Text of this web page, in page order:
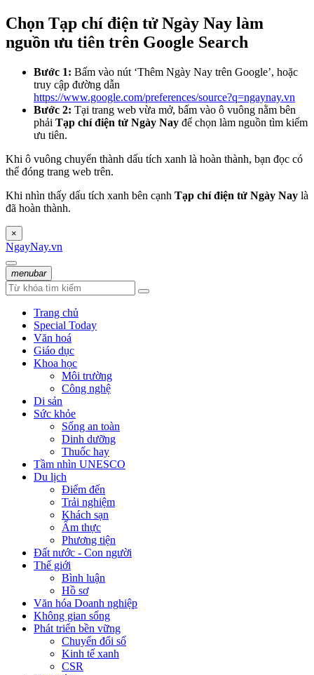
Chọn Tạp chí điện tử Ngày Nay làm
nguồn ưu tiên trên Google Search
Bước 1: Bấm vào nút ‘Thêm Ngày Nay trên Google’, hoặc
truy cập đường dẫn
https://www.google.com/preferences/source?q=ngaynay.vn
Bước 2: Tại trang web vừa mở, bấm vào ô vuông nằm bên
phải Tạp chí điện tử Ngày Nay để chọn làm nguồn tìm kiếm
ưu tiên.
Khi ô vuông chuyển thành dấu tích xanh là hoàn thành, bạn đọc có
thể đóng trang web trên.
Khi nhìn thấy dấu tích xanh bên cạnh Tạp chí điện tử Ngày Nay là
đã hoàn thành.
×
NgayNay.vn
menubar
Trang chủ
Special Today
Văn hoá
Giáo dục
Khoa học
Môi trường
Công nghệ
Di sản
Sức khỏe
Sống an toàn
Dinh dưỡng
Thuốc hay
Tầm nhìn UNESCO
Du lịch
Điểm đến
Trải nghiệm
Khách sạn
Ẩm thực
Phương tiện
Đất nước - Con người
Thế giới
Bình luận
Hồ sơ
Văn hóa Doanh nghiệp
Không gian sống
Phát triển bền vững
Chuyển đổi số
Kinh tế xanh
CSR